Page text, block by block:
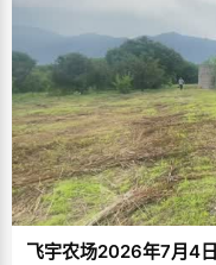
飞宇农场2026年7月4日